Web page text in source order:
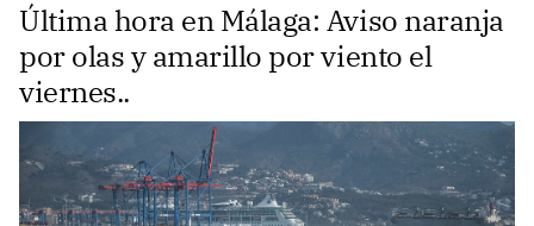
Última hora en Málaga: Aviso naranja
por olas y amarillo por viento el
viernes..